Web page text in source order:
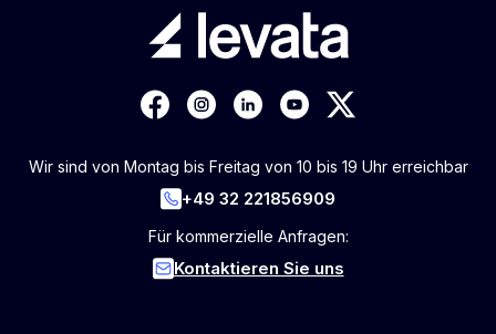
Wir sind von Montag bis Freitag von 10 bis 19 Uhr erreichbar
+49 32 221856909
Für kommerzielle Anfragen:
Kontaktieren Sie uns